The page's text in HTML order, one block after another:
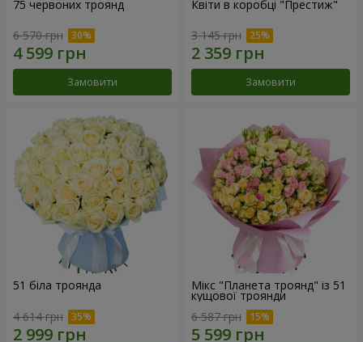
75 червоних троянд
6 570 грн
Замовити
Квіти в коробці "Престиж"
3 145 грн
Замовити
51 біла троянда
4 614 грн
Мікс "Планета троянд" із 51
кущової троянди
6 587 грн